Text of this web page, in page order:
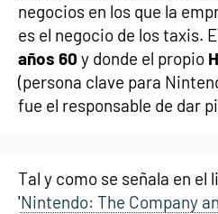
negocios en los que la
es el negocio de los taxis.
años 60 y donde el propio
(persona clave para
fue el responsable de dar
Tal y como se señala en el
'Nintendo: The Company